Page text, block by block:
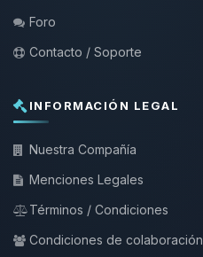
Foro
Contacto / Soporte
INFORMACIÓN LEGAL
Nuestra Compañía
Menciones Legales
Términos / Condiciones
Condiciones de colaboración